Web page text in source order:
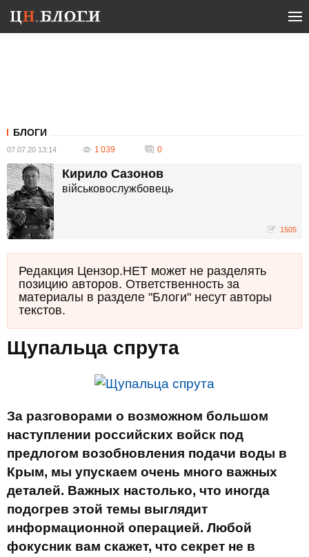
БЛОГИ
07.07.20 13:14 1 039 0
Кирило Сазонов
військовослужбовець
1505
Редакция Цензор.НЕТ может не разделять
позицию авторов. Ответственность за
материалы в разделе "Блоги" несут авторы
текстов.
Щупальца спрута
За разговорами о возможном большом
наступлении российских войск под
предлогом возобновления подачи воды в
Крым, мы упускаем очень много важных
деталей. Важных настолько, что иногда
подогрев этой темы выглядит
информационной операцией. Любой
фокусник вам скажет, что секрет не в